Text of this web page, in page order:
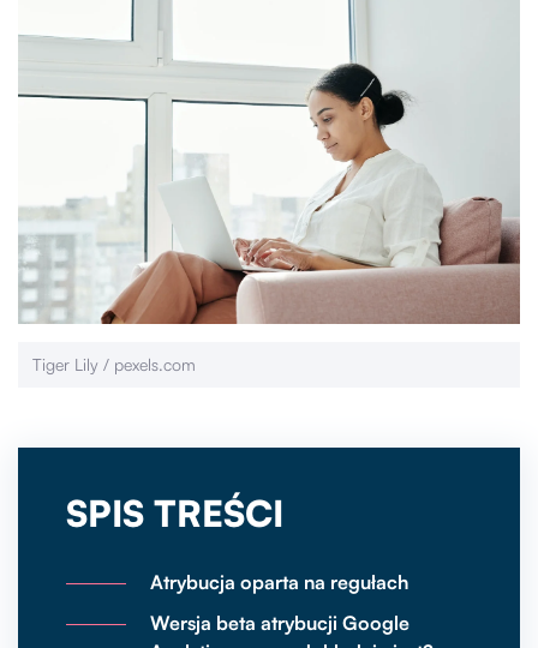
Tiger Lily / pexels.com
SPIS TREŚCI
Atrybucja oparta na regułach
Wersja beta atrybucji Google